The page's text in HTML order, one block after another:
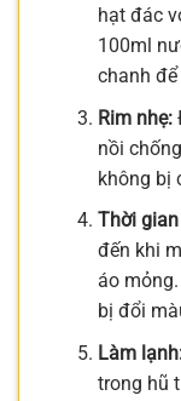
hạt đác
100ml
chanh
Rim nhẹ:
nồi
không bị
Thời
đến khi
áo
bị đổi
Làm
trong hũ